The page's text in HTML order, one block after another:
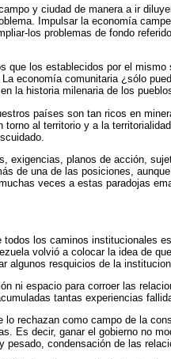
y ciudad de manera a ir
Impulsar la economía
los problemas de fondo
que los establecidos por el
economía comunitaria ¿sólo
la historia milenaria de los
países son tan ricos en
al territorio y a la
exigencias, planos de acción,
de una de las posiciones,
veces a estas paradojas
los caminos institucionales
volvió a colocar la idea de
algunos resquicios de la
ni espacio para corroer las
tantas experiencias
rechazan como campo de la
Es decir, ganar el gobierno no
condensación de las